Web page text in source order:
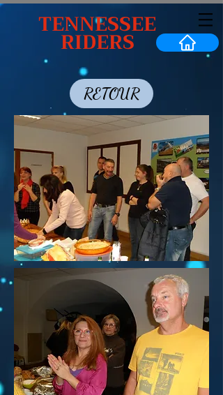
TENNESSEE
RIDERS
RETOUR